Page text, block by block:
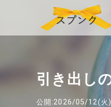
引き出し
公開:2026/05/12(火)